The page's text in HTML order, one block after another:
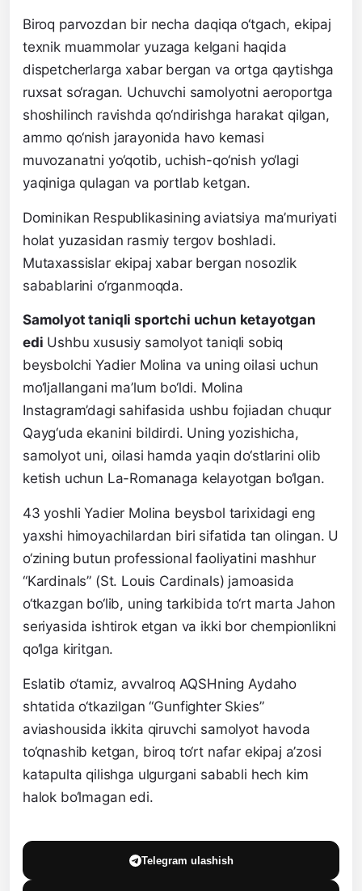
Biroq parvozdan bir necha daqiqa o‘tgach, ekipaj
texnik muammolar yuzaga kelgani haqida
dispetcherlarga xabar bergan va ortga qaytishga
ruxsat so‘ragan. Uchuvchi samolyotni aeroportga
shoshilinch ravishda qo‘ndirishga harakat qilgan,
ammo qo‘nish jarayonida havo kemasi
muvozanatni yo‘qotib, uchish-qo‘nish yo‘lagi
yaqiniga qulagan va portlab ketgan.
Dominikan Respublikasining aviatsiya ma’muriyati
holat yuzasidan rasmiy tergov boshladi.
Mutaxassislar ekipaj xabar bergan nosozlik
sabablarini o‘rganmoqda.
Samolyot taniqli sportchi uchun ketayotgan
edi Ushbu xususiy samolyot taniqli sobiq
beysbolchi Yadier Molina va uning oilasi uchun
mo‘ljallangani ma’lum bo‘ldi. Molina
Instagram’dagi sahifasida ushbu fojiadan chuqur
Qayg‘uda ekanini bildirdi. Uning yozishicha,
samolyot uni, oilasi hamda yaqin do‘stlarini olib
ketish uchun La-Romanaga kelayotgan bo‘lgan.
43 yoshli Yadier Molina beysbol tarixidagi eng
yaxshi himoyachilardan biri sifatida tan olingan. U
o‘zining butun professional faoliyatini mashhur
“Kardinals” (St. Louis Cardinals) jamoasida
o‘tkazgan bo‘lib, uning tarkibida to‘rt marta Jahon
seriyasida ishtirok etgan va ikki bor chempionlikni
qo‘lga kiritgan.
Eslatib o‘tamiz, avvalroq AQSHning Aydaho
shtatida o‘tkazilgan “Gunfighter Skies”
aviashousida ikkita qiruvchi samolyot havoda
to‘qnashib ketgan, biroq to‘rt nafar ekipaj a’zosi
katapulta qilishga ulgurgani sababli hech kim
halok bo‘lmagan edi.
Telegram ulashish